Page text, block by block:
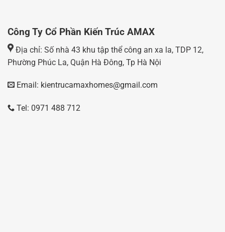
Công Ty Cổ Phần Kiến Trúc AMAX
Địa chỉ: Số nhà 43 khu tập thể công an xa la, TDP 12,
Phường Phúc La, Quận Hà Đông, Tp Hà Nội
Email: kientrucamaxhomes@gmail.com
Tel: 0971 488 712